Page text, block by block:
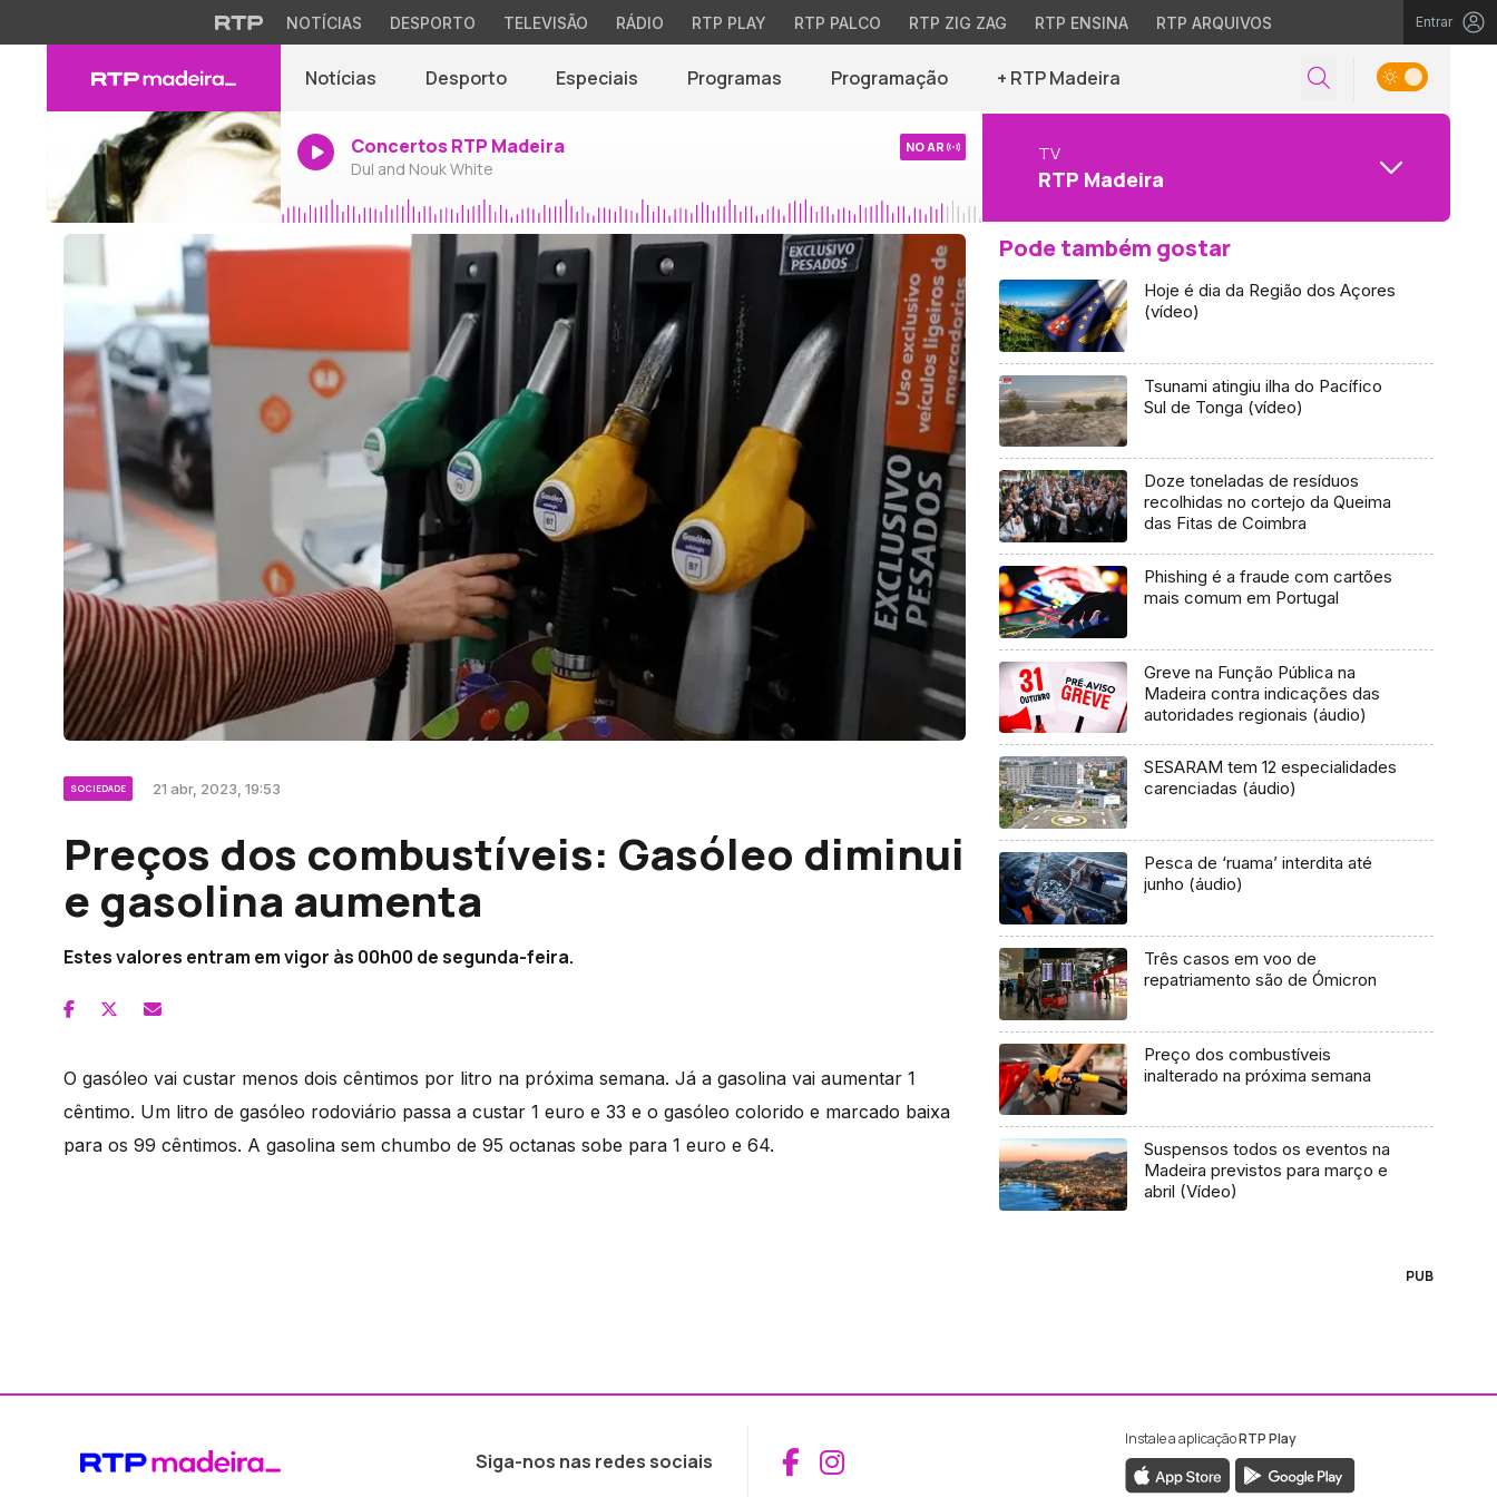
NOTÍCIAS DESPORTO TELEVISÃO RÁDIO RTP PLAY RTP PALCO RTP ZIG ZAG RTP ENSINA RTP ARQUIVOS Entrar
Notícias Desporto Especiais Programas Programação + RTP Madeira
Concertos RTP Madeira
Dul and Nouk White
NO AR TV
RTP Madeira
SOCIEDADE 21 abr, 2023, 19:53
Preços dos combustíveis: Gasóleo diminui
e gasolina aumenta
Estes valores entram em vigor às 00h00 de segunda-feira.
O gasóleo vai custar menos dois cêntimos por litro na próxima semana. Já a gasolina vai aumentar 1
cêntimo. Um litro de gasóleo rodoviário passa a custar 1 euro e 33 e o gasóleo colorido e marcado baixa
para os 99 cêntimos. A gasolina sem chumbo de 95 octanas sobe para 1 euro e 64.
Pode também gostar
Hoje é dia da Região dos Açores
(vídeo)
Tsunami atingiu ilha do Pacífico
Sul de Tonga (vídeo)
Doze toneladas de resíduos
recolhidas no cortejo da Queima
das Fitas de Coimbra
Phishing é a fraude com cartões
mais comum em Portugal
Greve na Função Pública na
Madeira contra indicações das
autoridades regionais (áudio)
SESARAM tem 12 especialidades
carenciadas (áudio)
Pesca de ‘ruama’ interdita até
junho (áudio)
Três casos em voo de
repatriamento são de Ómicron
Preço dos combustíveis
inalterado na próxima semana
Suspensos todos os eventos na
Madeira previstos para março e
abril (Vídeo)
PUB
Siga-nos nas redes sociais Aceder ao Facebook da RTP Madeira
Aceder ao Instagram da RTP Madeira
Instale a aplicaçãoRTP Play